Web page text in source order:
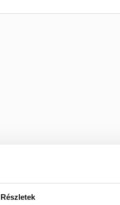
Részletek